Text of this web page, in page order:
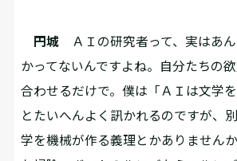
円城 ＡＩの研究者って、実はあ
かってないんですよね。自分たちの
合わせるだけで。僕は「ＡＩは文学を
とたいへんよく訊かれるのですが、
学を機械が作る義理とかありませんか